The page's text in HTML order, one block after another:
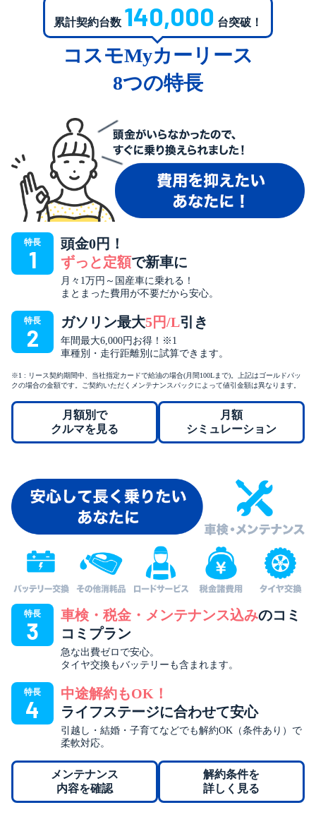
累計契約台数 140,000 台突破！
コスモMyカーリース
8つの特長
特長
1
頭金0円！
ずっと定額で新車に
月々1万円～国産車に乗れる！
まとまった費用が不要だから安心。
特長
2
ガソリン最大5円/L引き
年間最大6,000円お得！※1
車種別・走行距離別に試算できます。
※1 : リース契約期間中、当社指定カードで給油の場合(月間100Lまで)。上記はゴールドパッ
クの場合の金額です。ご契約いただくメンテナンスパックによって値引金額は異なります。
月額別で
クルマを見る
月額
シミュレーション
特長
3
車検・税金・メンテナンス込みのコミ
コミプラン
急な出費ゼロで安心。
タイヤ交換もバッテリーも含まれます。
特長
4
中途解約もOK！
ライフステージに合わせて安心
引越し・結婚・子育てなどでも解約OK（条件あり）で
柔軟対応。
メンテナンス
内容を確認
解約条件を
詳しく見る